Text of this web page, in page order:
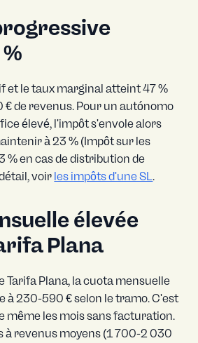
et le taux marginal atteint 47 %
de revenus. Pour un autónomo
élevé, l'impôt s'envole alors
à 23 % (Impôt sur les
% en cas de distribution de
voir les impôts d'une SL.
élevée
Plana
Tarifa Plana, la cuota mensuelle
à 230-590 € selon le tramo. C'est
même les mois sans facturation.
à revenus moyens (1 700-2 030